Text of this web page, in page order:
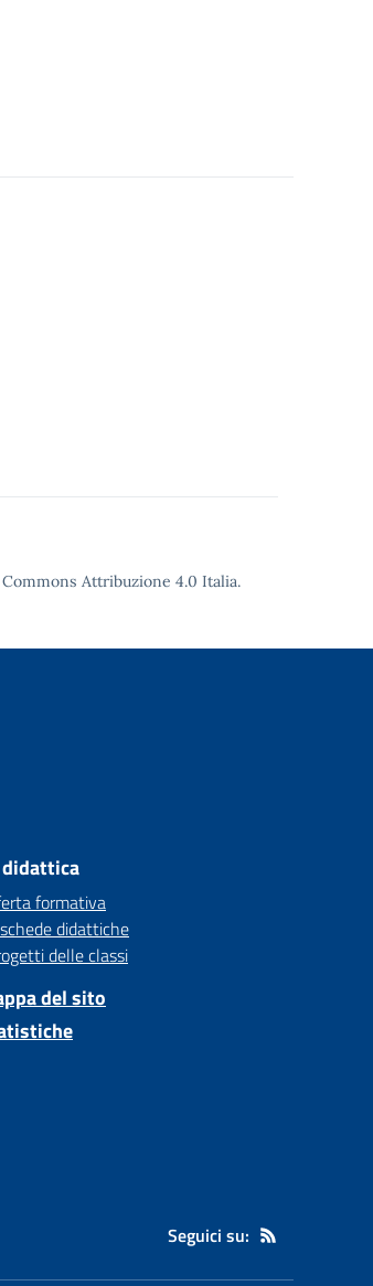
Attribuzione 4.0 Italia.
didattica
formativa
didattiche
delle classi
del sito
Seguici su: